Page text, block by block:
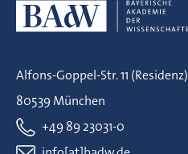
Alfons-Goppel-Str. 11 (Residenz)
80539 München
+49 89 23031-0